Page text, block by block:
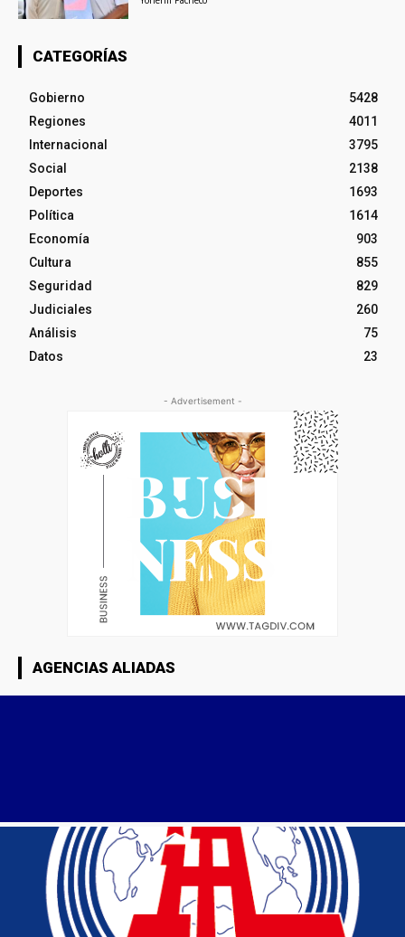
CATEGORÍAS
Gobierno
5428
Regiones
4011
Internacional
3795
Social
2138
Deportes
1693
Política
1614
Economía
903
Cultura
855
Seguridad
829
Judiciales
260
Análisis
75
Datos
23
- Advertisement -
AGENCIAS ALIADAS